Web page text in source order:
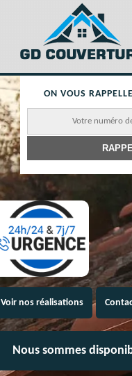
Voir nos réalisations
Nous sommes
ON VOUS